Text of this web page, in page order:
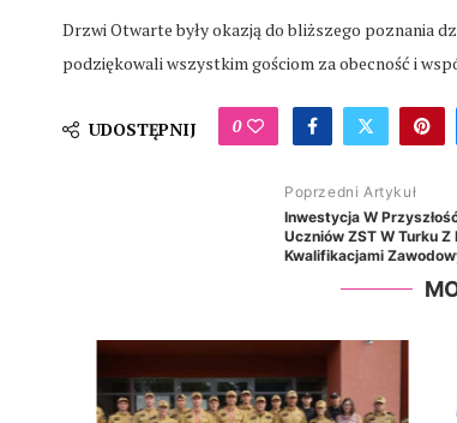
Drzwi Otwarte były okazją do bliższego poznania
podziękowali wszystkim gościom za obecność i
UDOSTĘPNIJ 0
Poprzedni Artykuł
Inwestycja W
Uczniów ZST W Turku Z
Kwalifikacjami